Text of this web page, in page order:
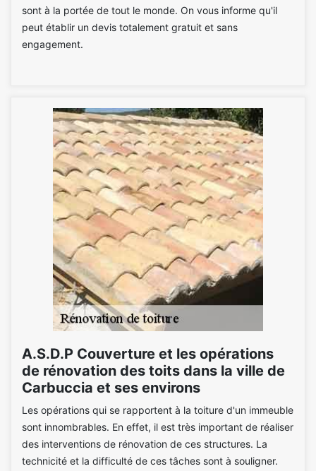
sont à la portée de tout le monde. On vous informe qu'il
peut établir un devis totalement gratuit et sans
engagement.
A.S.D.P Couverture et les opérations
de rénovation des toits dans la ville de
Carbuccia et ses environs
Les opérations qui se rapportent à la toiture d'un immeuble
sont innombrables. En effet, il est très important de réaliser
des interventions de rénovation de ces structures. La
technicité et la difficulté de ces tâches sont à souligner.